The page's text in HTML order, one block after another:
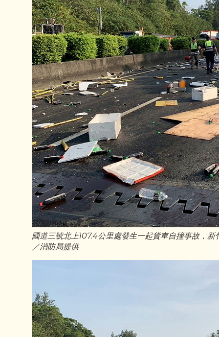
國道三號北上107.4公里處發生一起貨車自撞事故，
／消防局提供